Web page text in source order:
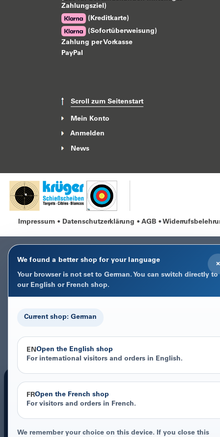
Zahlungsziel)
(Kreditkarte)
(Sofortüberweisung)
Zahlung per Vorkasse
PayPal
Scroll zum Seitenstart
Mein Konto
Anmelden
News
Impressum Datenschutzerklärung AGB
×
We found a better shop for your language
Your browser is not set to German. You can switch directly to
our English or French shop.
Current shop: German
ENOpen the English shop
For international visitors and orders in English.
FROpen the French shop
For visitors and orders in French.
We remember your choice on this device. If you close this
COOKIE-HINWEIS